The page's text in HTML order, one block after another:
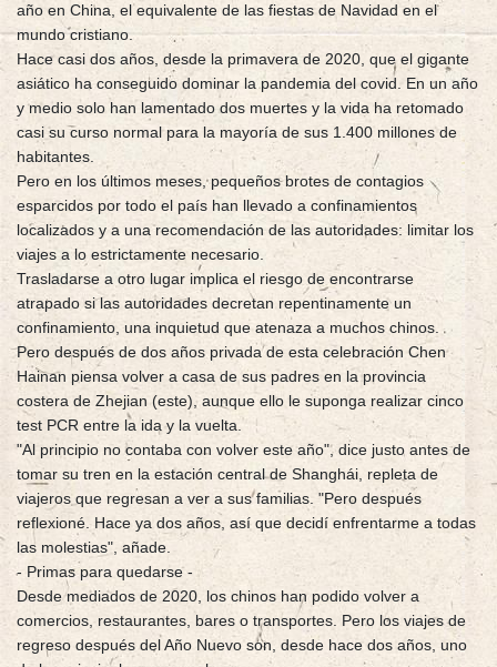
año en China, el equivalente de las fiestas de Navidad en el
mundo cristiano.
Hace casi dos años, desde la primavera de 2020, que el gigante
asiático ha conseguido dominar la pandemia del covid. En un año
y medio solo han lamentado dos muertes y la vida ha retomado
casi su curso normal para la mayoría de sus 1.400 millones de
habitantes.
Pero en los últimos meses, pequeños brotes de contagios
esparcidos por todo el país han llevado a confinamientos
localizados y a una recomendación de las autoridades: limitar los
viajes a lo estrictamente necesario.
Trasladarse a otro lugar implica el riesgo de encontrarse
atrapado si las autoridades decretan repentinamente un
confinamiento, una inquietud que atenaza a muchos chinos.
Pero después de dos años privada de esta celebración Chen
Hainan piensa volver a casa de sus padres en la provincia
costera de Zhejian (este), aunque ello le suponga realizar cinco
test PCR entre la ida y la vuelta.
"Al principio no contaba con volver este año", dice justo antes de
tomar su tren en la estación central de Shanghái, repleta de
viajeros que regresan a ver a sus familias. "Pero después
reflexioné. Hace ya dos años, así que decidí enfrentarme a todas
las molestias", añade.
- Primas para quedarse -
Desde mediados de 2020, los chinos han podido volver a
comercios, restaurantes, bares o transportes. Pero los viajes de
regreso después del Año Nuevo son, desde hace dos años, uno